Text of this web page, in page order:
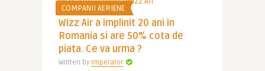
COMPANII AERIENE
Wizz Air a implinit 20 ani in
Romania si are 50% cota de
piata. Ce va urma ?
Written by Imperator